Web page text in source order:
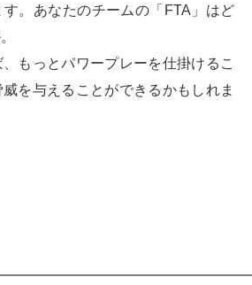
。あなたのチームの「FTA」はど
もっとパワープレーを仕掛けるこ
を与えることができるかもしれま